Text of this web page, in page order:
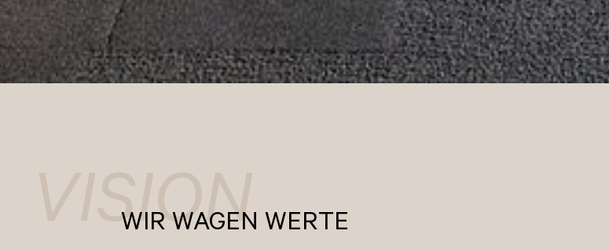
WIR WAGEN WERTE
VISION